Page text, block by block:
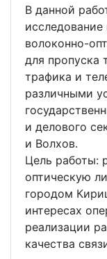
В данной
волоконно-
для пропуска
трафика и
различными
и делового
и Волхов.
Цель работы:
оптическую
городом
интересах
реализации
качества